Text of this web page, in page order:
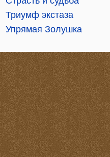
Триумф экстаза
Упрямая Золушка